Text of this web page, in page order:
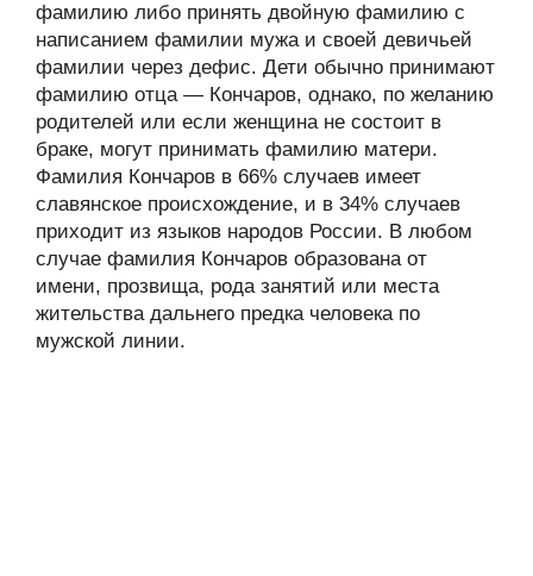
фамилию либо принять двойную фамилию с
написанием фамилии мужа и своей девичьей
фамилии через дефис. Дети обычно принимают
фамилию отца — Кончаров, однако, по желанию
родителей или если женщина не состоит в
браке, могут принимать фамилию матери.
Фамилия Кончаров в 66% случаев имеет
славянское происхождение, и в 34% случаев
приходит из языков народов России. В любом
случае фамилия Кончаров образована от
имени, прозвища, рода занятий или места
жительства дальнего предка человека по
мужской линии.